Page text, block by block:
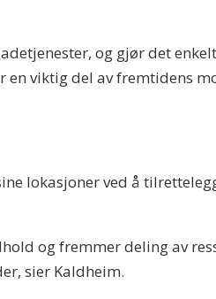
og gjør det
viktig del av fremtidens
lokasjoner ved å
og fremmer deling av
sier Kaldheim.